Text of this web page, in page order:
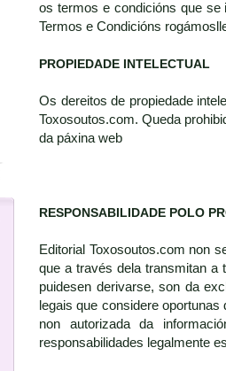
os termos e condicións que se
Termos e Condicións
PROPIEDADE INTELECTUAL
Os dereitos de propiedade
Toxosoutos.com. Queda
da páxina web
RESPONSABILIDADE POLO
Editorial Toxosoutos.com non
que a través dela transmitan a
puidesen derivarse, son da
legais que considere
non autorizada da
responsabilidades legalmente